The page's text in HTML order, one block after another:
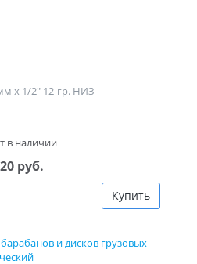
х 1/2" 12-гр. НИЗ
в наличии
20 руб.
Купить